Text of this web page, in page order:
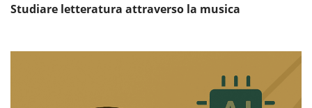
Studiare letteratura attraverso la musica